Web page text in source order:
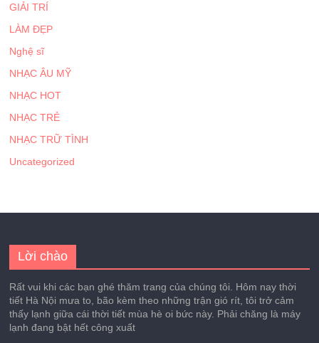
GIẢI TRÍ
LÀM ĐẸP
Nghệ sĩ
NHẠC ÂU MỸ
NHẠC HOT
NHẠC TRẺ
NHẠC TRỮ TÌNH
Uncategorized
Lời chào
Rất vui khi các bạn ghé thăm trang của chúng tôi. Hôm nay thời
tiết Hà Nội mưa to, bão kèm theo những trận gió rít, tôi trở cảm
thấy lạnh giữa cái thời tiết mùa hè oi bức này. Phải chăng là máy
lạnh đang bật hết công xuất